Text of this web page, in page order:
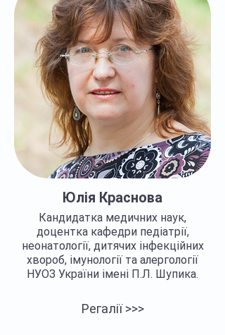
Регалії >>>
Юлія Краснова
Кандидатка медичних наук,
доцентка кафедри педіатрії,
неонатології, дитячих інфекційних
хвороб, імунології та алергології
НУОЗ України імені П.Л. Шупика.
Регалії >>>